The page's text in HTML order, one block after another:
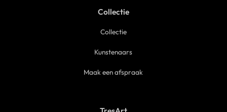
Collectie
Collectie
Kunstenaars
Maak een afspraak